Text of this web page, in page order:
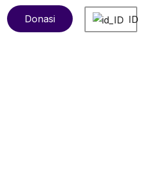
Donasi ID